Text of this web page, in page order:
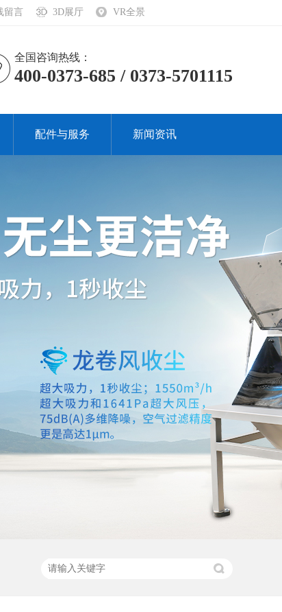
留言 3D展厅 VR全景
全国咨询热线：
400-0373-685 / 0373-5701115
配件与服务 新闻资讯